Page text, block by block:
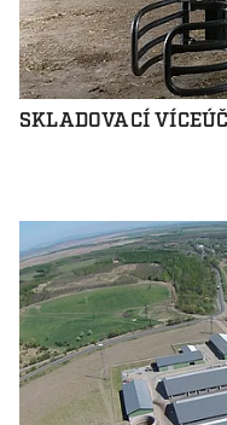
SKLADOVACÍ